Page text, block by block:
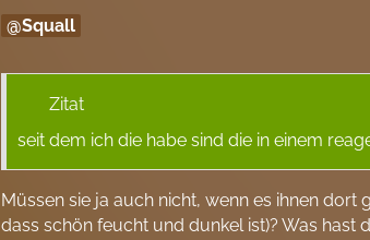
Squall
Zitat
seit dem ich die habe sind die in einem
Müssen sie ja auch nicht, wenn es ihnen dort
dass schön feucht und dunkel ist)? Was hast